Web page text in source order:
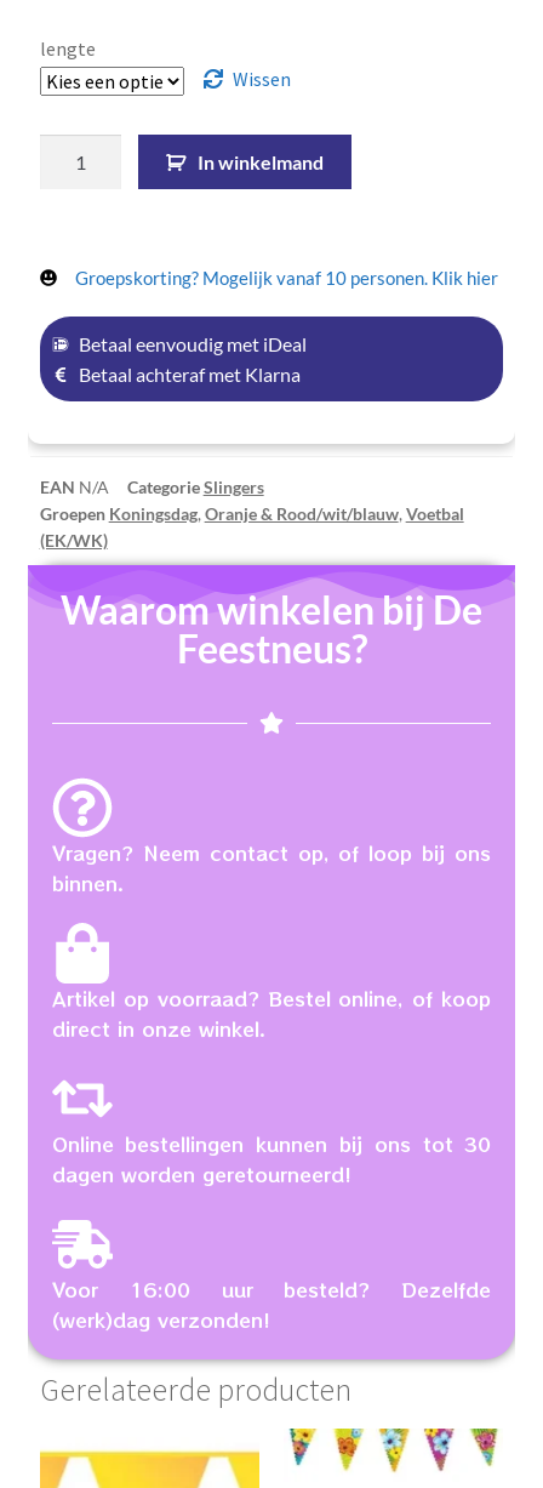
lengte
Wissen
In winkelmand
Groepskorting? Mogelijk vanaf 10 personen. Klik hier
Betaal eenvoudig met iDeal
Betaal achteraf met Klarna
EAN N/A CategorieSlingers
Groepen Koningsdag,Oranje & Rood/wit/blauw,Voetbal
(EK/WK)
Waarom winkelen bij De
Feestneus?
Vragen? Neem contact op, of loop bij ons
binnen.
Artikel op voorraad? Bestel online, of koop
direct in onze winkel.
Online bestellingen kunnen bij ons tot 30
dagen worden geretourneerd!
Voor 16:00 uur besteld? Dezelfde
(werk)dag verzonden!
Gerelateerde producten